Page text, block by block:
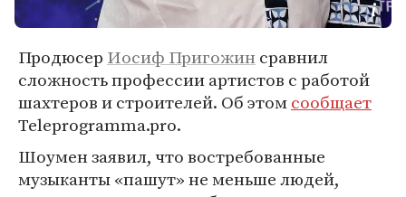
Продюсер Иосиф Пригожин сравнил
сложность профессии артистов с работой
шахтеров и строителей. Об этомсообщает
Teleprogramma.pro.
Шоумен заявил, что востребованные
музыканты «пашут» не меньше людей,